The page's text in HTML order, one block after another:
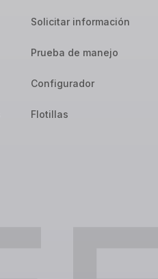
Solicitar información
Prueba de manejo
Configurador
Flotillas